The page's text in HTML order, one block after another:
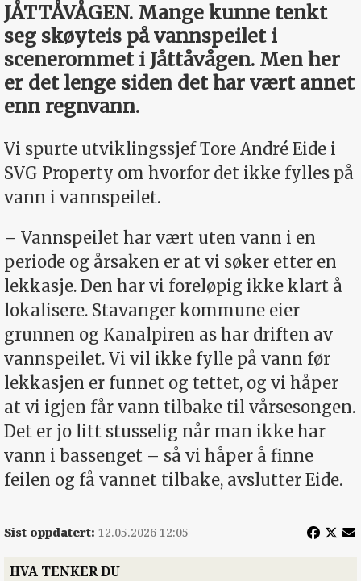
JÅTTÅVÅGEN. Mange kunne tenkt
seg skøyteis på vannspeilet i
scenerommet i Jåttåvågen. Men her
er det lenge siden det har vært annet
enn regnvann.
Vi spurte utviklingssjef Tore André Eide i
SVG Property om hvorfor det ikke fylles på
vann i vannspeilet.
– Vannspeilet har vært uten vann i en
periode og årsaken er at vi søker etter en
lekkasje. Den har vi foreløpig ikke klart å
lokalisere. Stavanger kommune eier
grunnen og Kanalpiren as har driften av
vannspeilet. Vi vil ikke fylle på vann før
lekkasjen er funnet og tettet, og vi håper
at vi igjen får vann tilbake til vårsesongen.
Det er jo litt stusselig når man ikke har
vann i bassenget – så vi håper å finne
feilen og få vannet tilbake, avslutter Eide.
Sist oppdatert: 12.05.2026 12:05
HVA TENKER DU